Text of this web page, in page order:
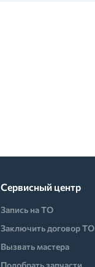
Сервисный центр
Запись на ТО
Заключить договор ТО
Вызвать мастера
Подобрать запчасти